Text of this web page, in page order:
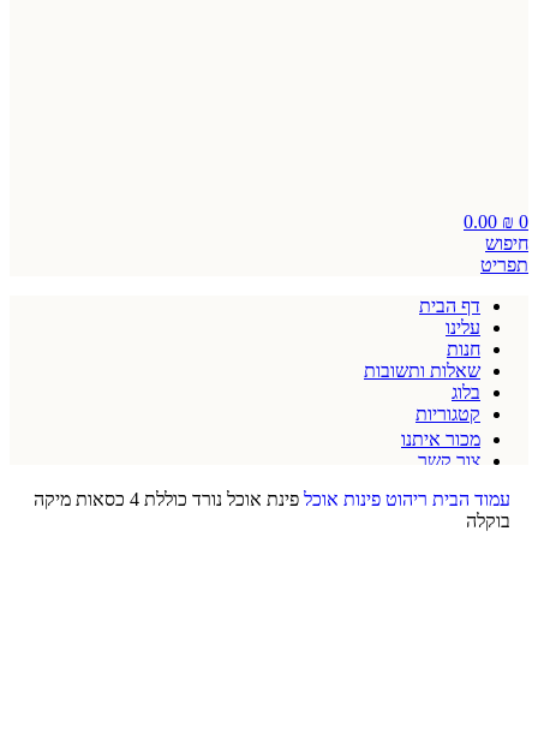
0
0.00 ₪
חיפוש
תפריט
דף הבית
עלינו
חנות
שאלות ותשובות
בלוג
קטגוריות
מכור איתנו
צור קשר
עמוד הבית ריהוט פינות אוכל
פינת אוכל נורד כוללת 4 כסאות מיקה
בוקלה